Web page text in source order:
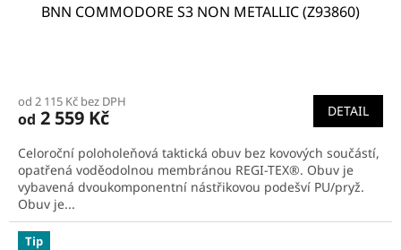
BNN COMMODORE S3 NON METALLIC (Z93860)
produktu
je
z
5
hvězdiček.
od 2 115 Kč bez DPH
od 2 559 Kč DETAIL
Celoroční poloholeňová taktická obuv bez kovových součástí,
opatřená voděodolnou membránou REGI-TEX®. Obuv je
vybavená dvoukomponentní nástřikovou podešví PU/pryž.
Obuv je...
Tip